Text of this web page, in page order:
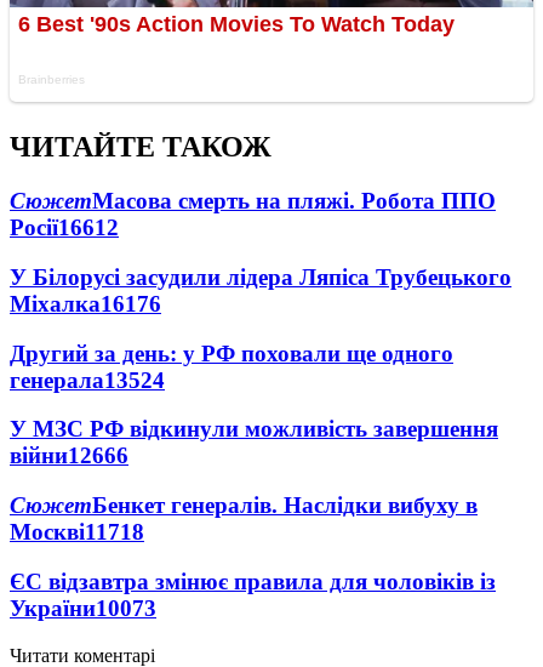
ЧИТАЙТЕ ТАКОЖ
СюжетМасова смерть на пляжі. Робота ППО
Росії16612
У Білорусі засудили лідера Ляпіса Трубецького
Міхалка16176
Другий за день: у РФ поховали ще одного
генерала13524
У МЗС РФ відкинули можливість завершення
війни12666
СюжетБенкет генералів. Наслідки вибуху в
Москві11718
ЄС відзавтра змінює правила для чоловіків із
України10073
Читати коментарі